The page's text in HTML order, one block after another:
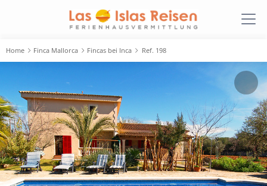
Home Finca Mallorca Fincas bei Inca Ref. 198